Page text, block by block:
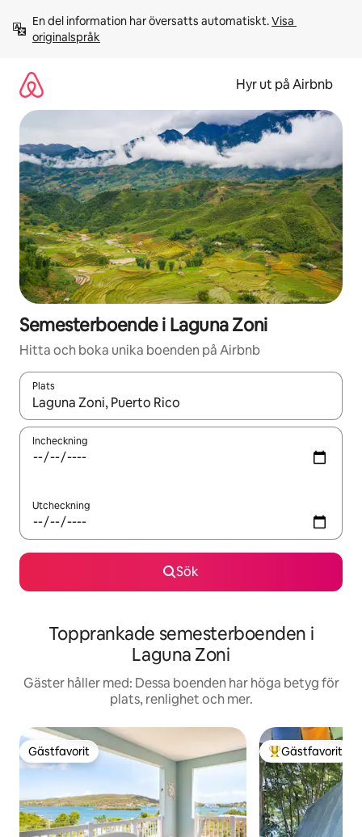
innehåll
En del information har översatts automatiskt. Visa
originalspråk
Hyr ut på Airbnb
Semesterboende i Laguna Zoni
Hitta och boka unika boenden på Airbnb
Plats
När resultaten är tillgängliga kan du navigera med upp- och
Incheckning
Utcheckning
Sök
Topprankade semesterboenden i
Laguna Zoni
Gäster håller med: Dessa boenden har höga betyg för
plats, renlighet och mer.
Gästfavorit
Gästfavorit Populär
Gästfavorit